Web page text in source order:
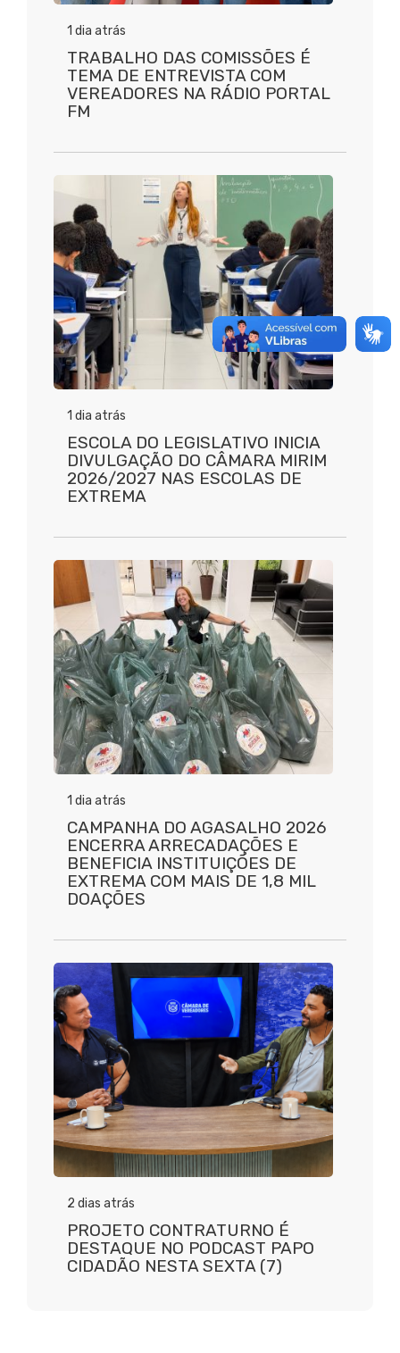
1 dia atrás
TRABALHO DAS COMISSÕES É
TEMA DE ENTREVISTA COM
VEREADORES NA RÁDIO PORTAL
FM
1 dia atrás
ESCOLA DO LEGISLATIVO INICIA
DIVULGAÇÃO DO CÂMARA MIRIM
2026/2027 NAS ESCOLAS DE
EXTREMA
1 dia atrás
CAMPANHA DO AGASALHO 2026
ENCERRA ARRECADAÇÕES E
BENEFICIA INSTITUIÇÕES DE
EXTREMA COM MAIS DE 1,8 MIL
DOAÇÕES
2 dias atrás
PROJETO CONTRATURNO É
DESTAQUE NO PODCAST PAPO
CIDADÃO NESTA SEXTA (7)